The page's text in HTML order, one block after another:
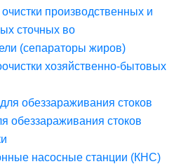
производственных и
сточных во
(сепараторы жиров)
хозяйственно-бытовых
обеззараживания стоков
обеззараживания стоков
насосные станции (КНС)